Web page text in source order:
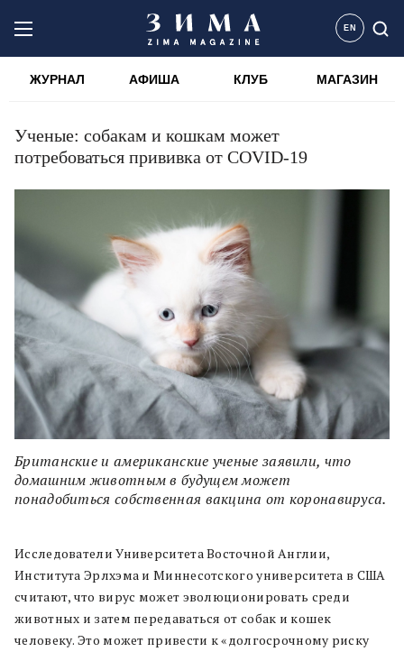
EN
ЖУРНАЛ АФИША КЛУБ МАГАЗИН
Ученые: собакам и кошкам может
потребоваться прививка от COVID-19
Британские и американские ученые заявили, что
домашним животным в будущем может
понадобиться собственная вакцина от коронавируса.
Исследователи Университета Восточной Англии,
Института Эрлхэма и Миннесотского университета в США
считают, что вирус может эволюционировать среди
животных и затем передаваться от собак и кошек
человеку. Это может привести к «долгосрочному риску